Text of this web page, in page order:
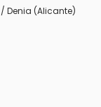
Denia (Alicante)